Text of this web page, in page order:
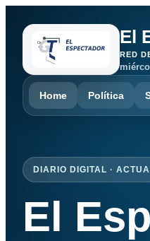
El
RED
Home Política
DIARIO DIGITAL ·
El